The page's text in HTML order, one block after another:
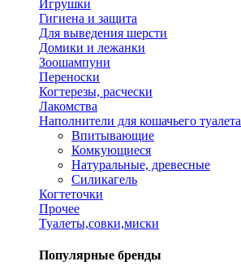
Игрушки
Гигиена и защита
Для выведения шерсти
Домики и лежанки
Зоошампуни
Переноски
Когтерезы, расчески
Лакомства
Наполнители для кошачьего туалета
Впитывающие
Комкующиеся
Натуральные, древесные
Силикагель
Когтеточки
Прочее
Туалеты,совки,миски
Популярные бренды